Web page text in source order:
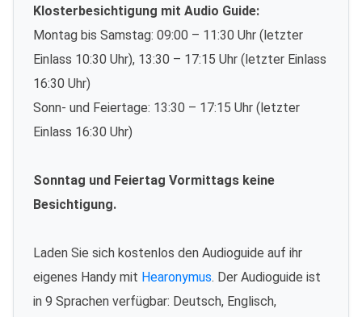
Klosterbesichtigung mit Audio Guide:
Montag bis Samstag: 09:00 – 11:30 Uhr (letzter
Einlass 10:30 Uhr), 13:30 – 17:15 Uhr (letzter Einlass
16:30 Uhr)
Sonn- und Feiertage: 13:30 – 17:15 Uhr (letzter
Einlass 16:30 Uhr)
Sonntag und Feiertag Vormittags keine
Besichtigung.
Laden Sie sich kostenlos den Audioguide auf ihr
eigenes Handy mit Hearonymus. Der Audioguide ist
in 9 Sprachen verfügbar: Deutsch, Englisch,